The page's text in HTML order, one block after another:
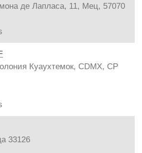
де Лапласа, 11, Мец, 57070
Куаухтемок, CDMX, CP
33126